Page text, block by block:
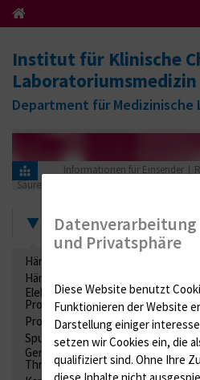
Institut für Klinische
Laboratoriumsmedizin
Department für Medizinische
Informationen für Einsender
Säuren-Basen-Status
Zertifikate
Hämatologie / Anämie
Hämoglobinelektrophorese
Elektrolyte, Enzyme, Substrate,
Proteine
Proteine
Lipide / Lipoproteine
Spurenelemente
Säuren-
Gerinnung /
Thrombozytenfunktion /
Datenverarbeitung
und Privatsphäre
Diese Website benutzt
Funktionieren der Website
Darstellung einiger
setzen wir Cookies ein, die
qualifiziert sind. Ohne Ihre
diese Inhalte nicht